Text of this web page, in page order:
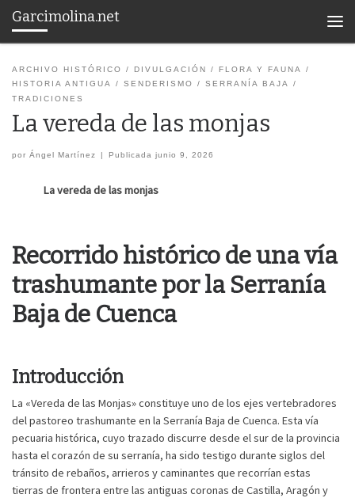
Saltar al contenido
Garcimolina.net
ARCHIVO HISTÓRICO DIVULGACIÓN
FLORA Y FAUNA
HISTORIA ANTIGUA
SENDERISMO
SERRANÍA BAJA
TRADICIONES
La vereda de las monjas
por Ángel Martínez | Publicadajunio 9, 2026
La vereda de las monjas
Recorrido histórico de una vía
trashumante por la Serranía
Baja de Cuenca
Introducción
La «Vereda de las Monjas» constituye uno de los ejes vertebradores
del pastoreo trashumante en la Serranía Baja de Cuenca. Esta vía
pecuaria histórica, cuyo trazado discurre desde el sur de la provincia
hasta el corazón de su serranía, ha sido testigo durante siglos del
tránsito de rebaños, arrieros y caminantes que recorrían estas
tierras de frontera entre las antiguas coronas de Castilla, Aragón y